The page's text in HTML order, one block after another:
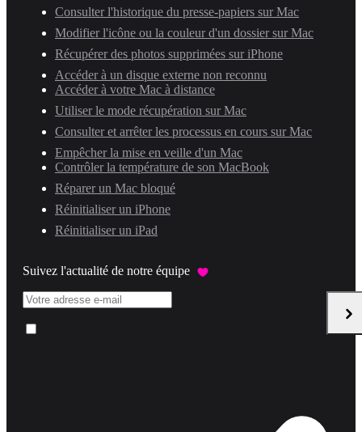
Consulter l'historique du presse-papiers sur Mac
Modifier l'icône ou la couleur d'un dossier sur Mac
Récupérer des photos supprimées sur iPhone
Accéder à un disque externe non reconnu
Accéder à votre Mac à distance
Utiliser le mode récupération sur Mac
Consulter et arrêter les processus en cours sur Mac
Empêcher la mise en veille d'un Mac
Contrôler la température de son MacBook
Réparer un Mac bloqué
Réinitialiser un iPhone
Réinitialiser un iPad
Suivez l'actualité de notre équipe